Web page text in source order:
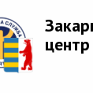
центр